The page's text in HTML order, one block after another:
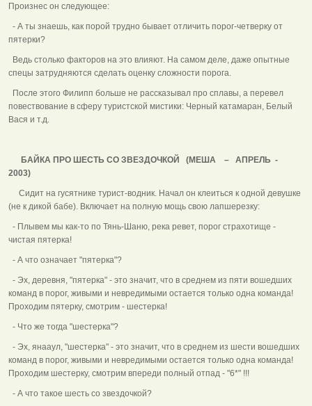
Произнес он следующее:
- А ты знаешь, как порой трудно бывает отличить порог-четверку от
пятерки?
Ведь столько факторов на это влияют. На самом деле, даже опытные
спецы затрудняются сделать оценку сложности порога.
После этого Филипп больше не рассказывал про сплавы, а перевел
повествование в сферу туристской мистики: Черный катамаран, Белый
Вася и т.д.
БАЙКА ПРО ШЕСТЬ СО ЗВЕЗДОЧКОЙ (МЕША – АПРЕЛЬ -
2003)
Сидит на гусятнике турист-водник. Начал он клеиться к одной девушке
(не к дикой бабе). Включает на полную мощь свою лапшерезку:
- Плывем мы как-то по Тянь-Шаню, река ревет, порог страхотище -
чистая пятерка!
- А что означает "пятерка"?
- Эх, деревня, "пятерка" - это значит, что в среднем из пяти вошедших
команд в порог, живыми и невредимыми остается только одна команда!
Проходим пятерку, смотрим - шестерка!
- Что же тогда "шестерка"?
- Эх, янааул, "шестерка" - это значит, что в среднем из шести вошедших
команд в порог, живыми и невредимыми остается только одна команда!
Проходим шестерку, смотрим впереди полный отпад - "6*" !!!
- А что такое шесть со звездочкой?